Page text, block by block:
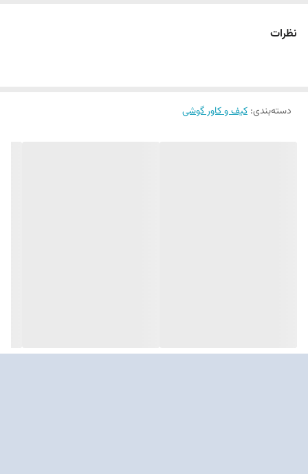
قطعات داخلی جلوگیری کند. لبه‌های اطراف نمایشگر و ماژول دوربین به
نظرات
دسته‌بندی: کیف و کاور گوشی